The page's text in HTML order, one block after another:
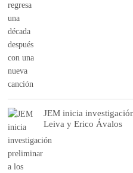
JEM inicia
Leiva y Erico Ávalos